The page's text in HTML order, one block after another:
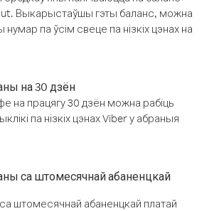
Выкарыстаўшы гэты баланс, можна
нумар па ўсім свеце па нізкіх цэнах на
на 30 дзён
на працягу 30 дзён можна рабіць
па нізкіх цэнах Viber у абраныя
са штомесячнай абаненцкай
штомесячнай абаненцкай платай